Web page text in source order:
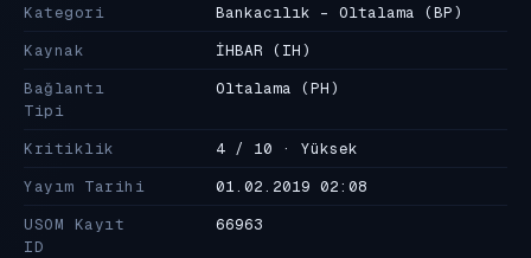
Kategori
Bankacılık - Oltalama (BP)
Kaynak
İHBAR (IH)
Bağlantı
Tipi
Oltalama (PH)
Kritiklik
4 / 10 · Yüksek
Yayım Tarihi
01.02.2019 02:08
USOM Kayıt
ID
66963